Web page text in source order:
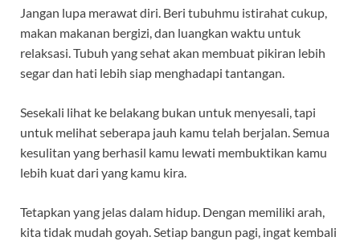
Jangan lupa merawat diri. Beri tubuhmu istirahat cukup,
makan makanan bergizi, dan luangkan waktu untuk
relaksasi. Tubuh yang sehat akan membuat pikiran lebih
segar dan hati lebih siap menghadapi tantangan.
Sesekali lihat ke belakang bukan untuk menyesali, tapi
untuk melihat seberapa jauh kamu telah berjalan. Semua
kesulitan yang berhasil kamu lewati membuktikan kamu
lebih kuat dari yang kamu kira.
Tetapkan yang jelas dalam hidup. Dengan memiliki arah,
kita tidak mudah goyah. Setiap bangun pagi, ingat kembali